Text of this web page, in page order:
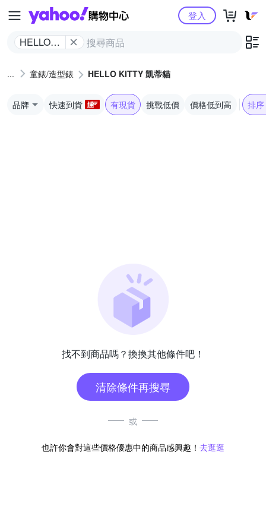
Yahoo購物中心
HELLO
蒂貓
登入
童錶/造型錶 HELLO KITTY 凱蒂貓
品牌 快速到貨 有現貨 挑戰低價 價格低到高 排序
找不到商品嗎？換換其他條件吧！
清除條件再搜尋
或
也許你會對這些價格優惠中的商品感興趣！ 去逛逛